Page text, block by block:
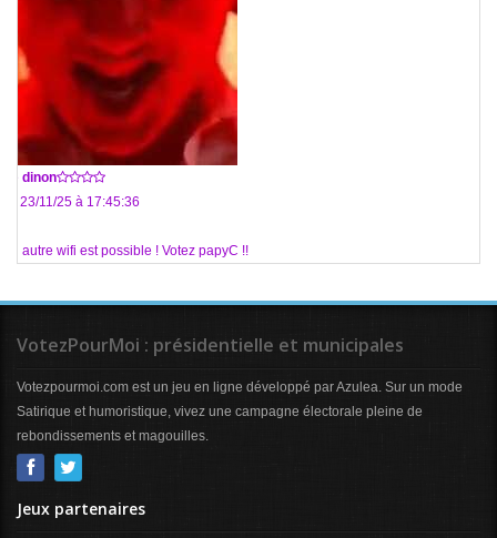
dinon
Le 23/11/25 à 17:45:36
Un autre wifi est possible ! Votez papyC !!
VotezPourMoi : présidentielle et municipales
Votezpourmoi.com est un jeu en ligne développé par Azulea. Sur un mode
Satirique et humoristique, vivez une campagne électorale pleine de
rebondissements et magouilles.
Jeux partenaires